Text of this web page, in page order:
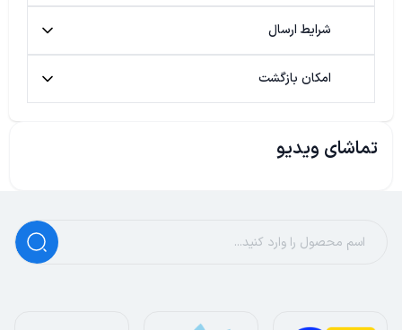
شرایط ارسال
امکان بازگشت
تماشای ویدیو